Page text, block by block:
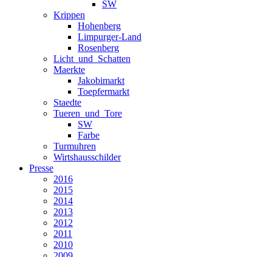
SW
Krippen
Hohenberg
Limpurger-Land
Rosenberg
Licht_und_Schatten
Maerkte
Jakobimarkt
Toepfermarkt
Staedte
Tueren_und_Tore
SW
Farbe
Turmuhren
Wirtshausschilder
Presse
2016
2015
2014
2013
2012
2011
2010